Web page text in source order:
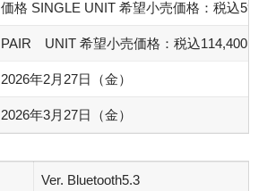
価格 SINGLE UNIT 希望小売価格：税込
PAIR UNIT 希望小売価格：税込114,400円
2026年2月27日（金）
2026年3月27日（金）
Ver. Bluetooth5.3